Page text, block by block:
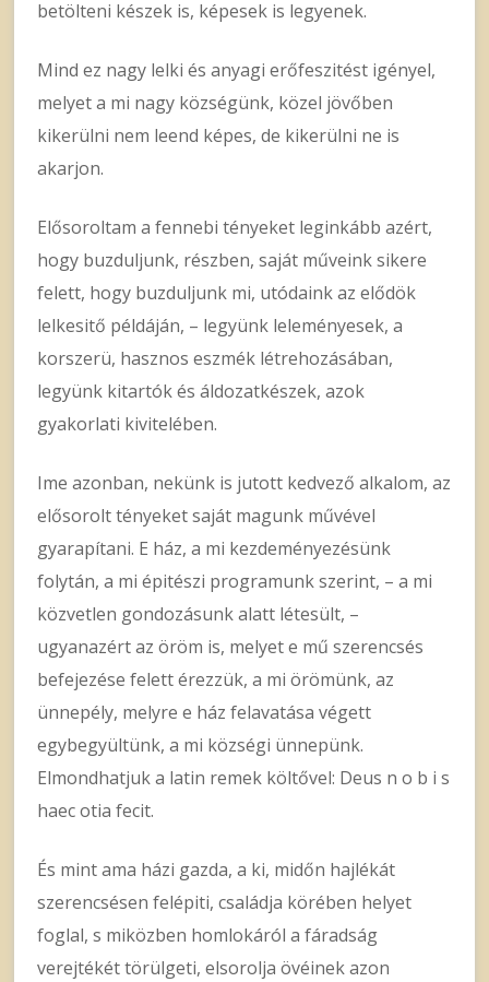
betölteni készek is, képesek is legyenek.
Mind ez nagy lelki és anyagi erőfeszitést igényel,
melyet a mi nagy községünk, közel jövőben
kikerülni nem leend képes, de kikerülni ne is
akarjon.
Elősoroltam a fennebi tényeket leginkább azért,
hogy buzduljunk, részben, saját műveink sikere
felett, hogy buzduljunk mi, utódaink az elődök
lelkesitő példáján, – legyünk leleményesek, a
korszerü, hasznos eszmék létrehozásában,
legyünk kitartók és áldozatkészek, azok
gyakorlati kivitelében.
Ime azonban, nekünk is jutott kedvező alkalom, az
elősorolt tényeket saját magunk művével
gyarapítani. E ház, a mi kezdeményezésünk
folytán, a mi épitészi programunk szerint, – a mi
közvetlen gondozásunk alatt létesült, –
ugyanazért az öröm is, melyet e mű szerencsés
befejezése felett érezzük, a mi örömünk, az
ünnepély, melyre e ház felavatása végett
egybegyültünk, a mi községi ünnepünk.
Elmondhatjuk a latin remek költővel: Deus n o b i s
haec otia fecit.
És mint ama házi gazda, a ki, midőn hajlékát
szerencsésen felépiti, családja körében helyet
foglal, s miközben homlokáról a fáradság
verejtékét törülgeti, elsorolja övéinek azon